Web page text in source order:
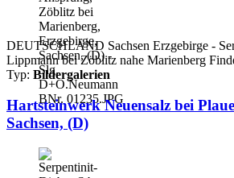
DEUTSCHLAND Sachsen Erzgebirge -
Lippmann bei Zöblitz nahe Marienberg
Typ: Bildergalerien
Hartsteinwerk Neuensalz bei
Sachsen, (D)